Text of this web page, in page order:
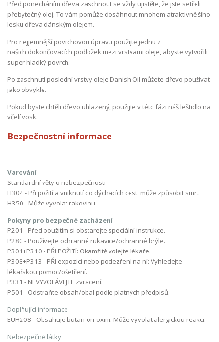
Před ponecháním dřeva zaschnout se vždy ujistěte, že jste setřeli
přebytečný olej. To vám pomůže dosáhnout mnohem atraktivnějšího
lesku dřeva dánským olejem.
Pro nejjemnější povrchovou úpravu použijte jednu z
našich dokončovacích podložek mezi vrstvami oleje, abyste vytvořili
super hladký povrch.
Po zaschnutí poslední vrstvy oleje Danish Oil můžete dřevo používat
jako obvykle.
Pokud byste chtěli dřevo uhlazený, použijte v této fázi náš leštidlo na
včelí vosk.
Bezpečnostní informace
Varování
Standardní věty o nebezpečnosti
H304 - Při požití a vniknutí do dýchacích cest může způsobit smrt.
H350 - Může vyvolat rakovinu.
Pokyny pro bezpečné zacházení
P201 - Před použitím si obstarejte speciální instrukce.
P280 - Používejte ochranné rukavice/ochranné brýle.
P301+P310 - PŘI POŽITÍ: Okamžitě volejte lékaře.
P308+P313 - PŘI expozici nebo podezření na ní: Vyhledejte
lékařskou pomoc/ošetření.
P331 - NEVYVOLÁVEJTE zvracení.
P501 - Odstraňte obsah/obal podle platných předpisů.
Doplňující informace
EUH208 - Obsahuje butan-on-oxim. Může vyvolat alergickou reakci.
Nebezpečné látky